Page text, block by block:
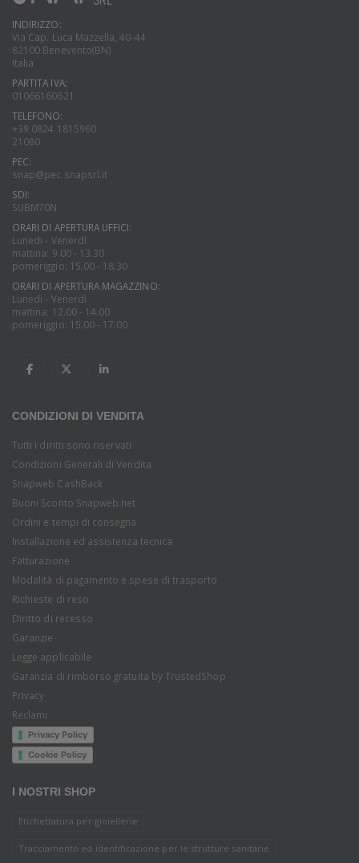
INDIRIZZO:
Via Cap. Luca Mazzella, 40-44
82100 Benevento(BN)
Italia
PARTITA IVA:
01066160621
TELEFONO:
+39 0824 1815960
21080
PEC:
snap@pec.snapsrl.it
SDI:
SUBM70N
ORARI DI APERTURA UFFICI:
Lunedi - Venerdì
mattina: 9.00 - 13.30
pomeriggio: 15.00 - 18.30
ORARI DI APERTURA MAGAZZINO:
Lunedi - Venerdì
mattina: 12.00 - 14.00
pomeriggio: 15.00 - 17.00
CONDIZIONI DI VENDITA
Tutti i diritti sono riservati
Condizioni Generali di Vendita
Snapweb CashBack
Buoni Sconto Snapweb.net
Ordini e tempi di consegna
Installazione ed assistenza tecnica
Fatturazione
Modalità di pagamento e spese di trasporto
Richieste di reso
Diritto di recesso
Garanzie
Legge applicabile
Garanzia di rimborso gratuita by TrustedShop
Privacy
Reclami
Privacy Policy
Cookie Policy
I NOSTRI SHOP
Etichettatura per gioiellerie
Tracciamento ed identificazione per le strutture sanitarie